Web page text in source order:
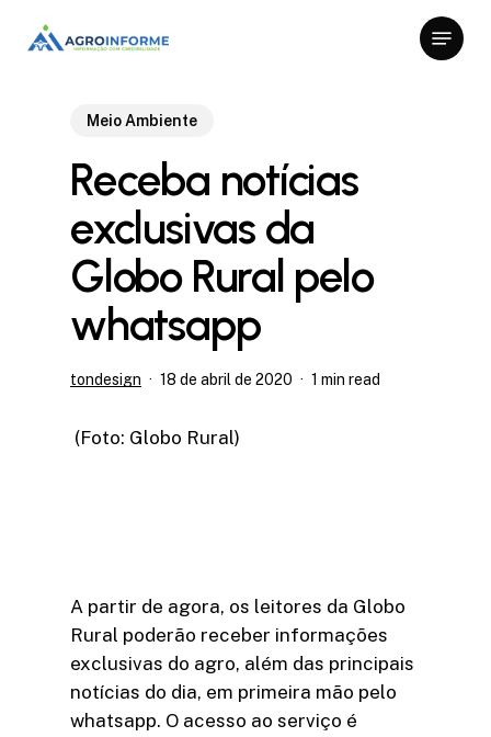
Menu
Meio Ambiente
Receba notícias
exclusivas da
Globo Rural pelo
whatsapp
tondesign 18 de abril de 2020 1 min read
(Foto: Globo Rural)
A partir de agora, os leitores da Globo
Rural poderão receber informações
exclusivas do agro, além das principais
notícias do dia, em primeira mão pelo
whatsapp. O acesso ao serviço é